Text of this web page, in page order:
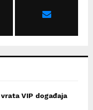
VIP događaja